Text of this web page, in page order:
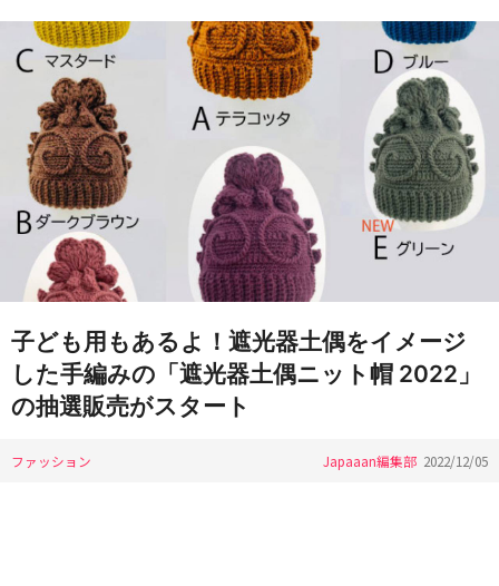
子ども用もあるよ！遮光器土偶をイメージ
した手編みの「遮光器土偶ニット帽 2022」
の抽選販売がスタート
ファッション Japaaan編集部 2022/12/05